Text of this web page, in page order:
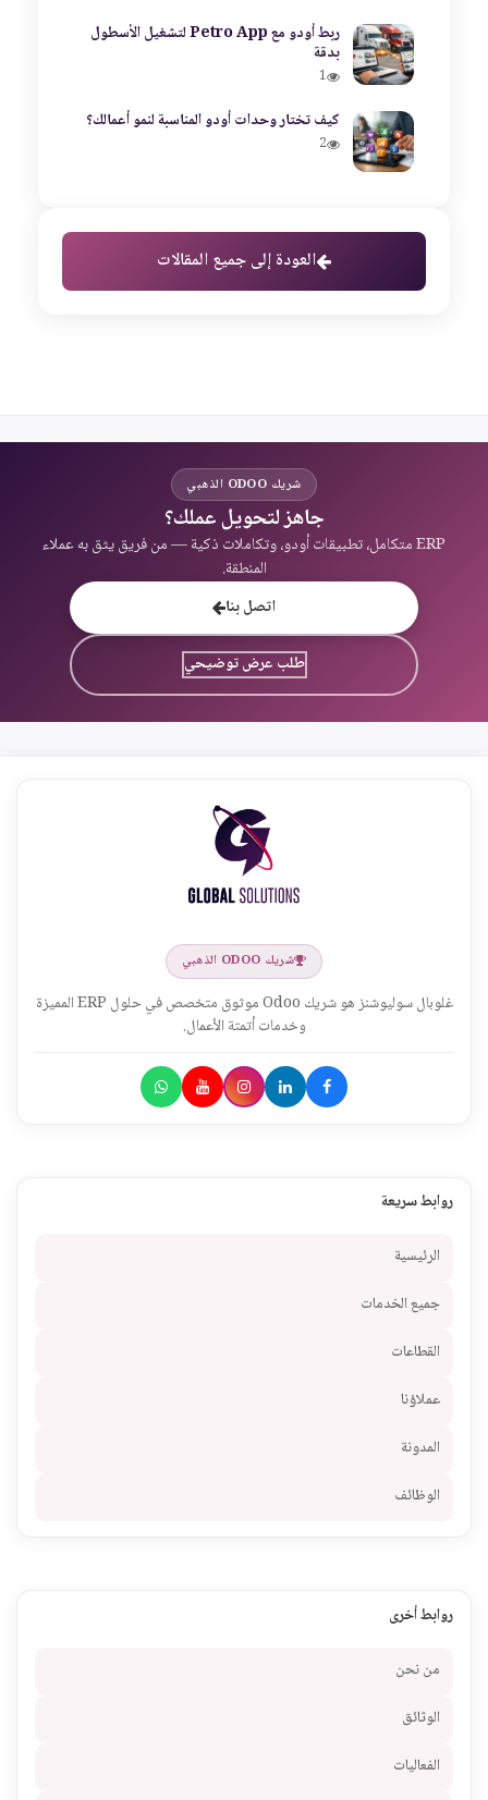
ربط أودو مع Petro App لتشغيل الأسطول
بدقة
1
كيف تختار وحدات أودو المناسبة لنمو أعمالك؟
2
العودة إلى جميع المقالات
شريك ODOO الذهبي
جاهز لتحويل عملك؟
ERP متكامل، تطبيقات أودو، وتكاملات ذكية — من فريق يثق به عملاء
المنطقة.
اتصل بنا
طلب عرض توضيحي
شريك ODOO الذهبي
غلوبال سوليوشنز هو شريك Odoo موثوق متخصص في حلول ERP المميزة
وخدمات أتمتة الأعمال.
روابط سريعة
الرئيسية
جميع الخدمات
القطاعات
عملاؤنا
المدونة
الوظائف
روابط أخرى
من نحن
الوثائق
الفعاليات